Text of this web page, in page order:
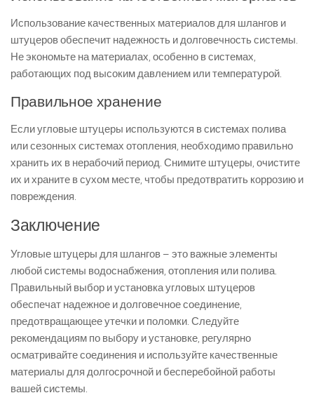
Использование качественных материалов для шлангов и
штуцеров обеспечит надежность и долговечность системы.
Не экономьте на материалах, особенно в системах,
работающих под высоким давлением или температурой.
Правильное хранение
Если угловые штуцеры используются в системах полива
или сезонных системах отопления, необходимо правильно
хранить их в нерабочий период. Снимите штуцеры, очистите
их и храните в сухом месте, чтобы предотвратить коррозию и
повреждения.
Заключение
Угловые штуцеры для шлангов – это важные элементы
любой системы водоснабжения, отопления или полива.
Правильный выбор и установка угловых штуцеров
обеспечат надежное и долговечное соединение,
предотвращающее утечки и поломки. Следуйте
рекомендациям по выбору и установке, регулярно
осматривайте соединения и используйте качественные
материалы для долгосрочной и бесперебойной работы
вашей системы.